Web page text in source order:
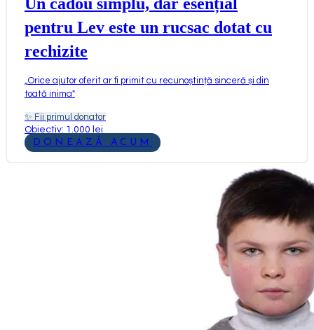
pentru Lev este un rucsac dotat cu
rechizite
Orice ajutor oferit ar fi primit cu recunoștință sinceră și din
toată inima"
✨ Fii primul donator
Obiectiv: 1.000 lei
DONEAZĂ ACUM